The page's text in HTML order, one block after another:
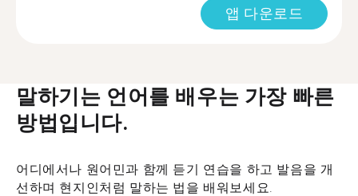
앱 다운로드
말하기는 언어를 배우는 가장 빠른
방법입니다.
어디에서나 원어민과 함께 듣기 연습을 하고 발음을 개
선하며 현지인처럼 말하는 법을 배워보세요.